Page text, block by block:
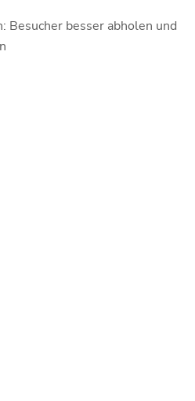
Besucher besser abholen und